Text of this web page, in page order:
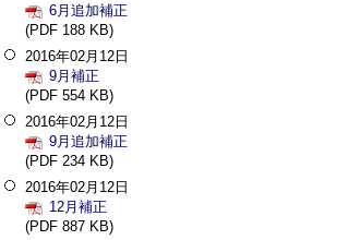
6月追加補正
(PDF 188 KB)
2016年02月12日
9月補正
(PDF 554 KB)
2016年02月12日
9月追加補正
(PDF 234 KB)
2016年02月12日
12月補正
(PDF 887 KB)